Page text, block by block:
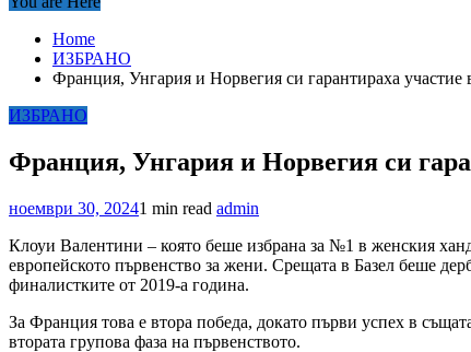
Home
ИЗБРАНО
Франция, Унгария и Норвегия си гарантираха
ИЗБРАНО
Франция, Унгария и Норвегия си
ноември 30, 20241 min read admin
Клоуи Валентини – която беше избрана за №1 в женския
европейското първенство за жени. Срещата в Базел беше
финалистките от 2019-а година.
За Франция това е втора победа, докато първи успех в
втората групова фаза на първенството.